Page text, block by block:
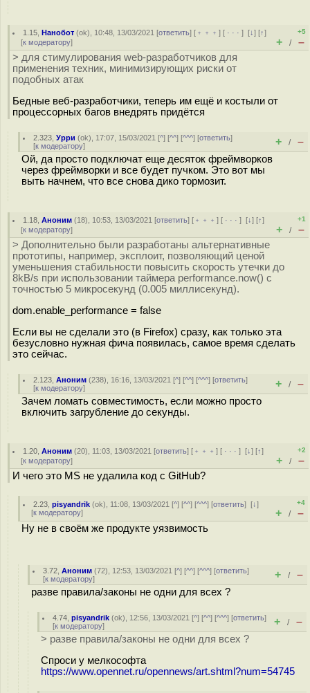
1.15 ,Нанобот (ok), 10:48, 13/03/2021 [ответить] [ ﹢﹢﹢] [ · · ·][↓] [↑]
[к модератору]
+5
+ / –
> для стимулирования web-разработчиков для
применения техник, минимизирующих риски от
подобных атак
Бедные веб-разработчики, теперь им ещё и костыли от
процессорных багов внедрять придётся
2.323 ,Урри (ok), 17:07, 15/03/2021 [^] [^^] [^^^] [ответить]
[к модератору] + / –
Ой, да просто подключат еще десяток фреймворков
через фреймворки и все будет пучком. Это вот мы
выть начнем, что все снова дико тормозит.
1.18 ,Аноним (18), 10:53, 13/03/2021 [ответить] [ ﹢﹢﹢] [ · · ·][↓] [↑]
[к модератору]
+1
+ / –
> Дополнительно были разработаны альтернативные
прототипы, например, эксплоит, позволяющий ценой
уменьшения стабильности повысить скорость утечки до
8kB/s при использовании таймера performance.now() с
точностью 5 микросекунд (0.005 миллисекунд).
dom.enable_performance = false
Если вы не сделали это (в Firefox) сразу, как только эта
безусловно нужная фича появилась, самое время сделать
это сейчас.
2.123 ,Аноним (238), 16:16, 13/03/2021 [^] [^^] [^^^] [ответить]
[к модератору] + / –
Зачем ломать совместимость, если можно просто
включить загрубление до секунды.
1.20 ,Аноним (20), 11:03, 13/03/2021 [ответить] [ ﹢﹢﹢] [ · · ·][↓] [↑]
[к модератору]
+2
+ / –
И чего это MS не удалила код с GitHub?
2.23 ,pisyandrik (ok), 11:08, 13/03/2021 [^] [^^] [^^^] [ответить][↓]
[к модератору]
+4
+ / –
Ну не в своём же продукте уязвимость
3.72 ,Аноним (72), 12:53, 13/03/2021 [^] [^^] [^^^] [ответить]
[к модератору] + / –
разве правила/законы не одни для всех ?
4.74 ,pisyandrik (ok), 12:56, 13/03/2021 [^] [^^] [^^^] [ответить]
[к модератору] + / –
> разве правила/законы не одни для всех ?
Спроси у мелкософта
https://www.opennet.ru/opennews/art.shtml?num=54745